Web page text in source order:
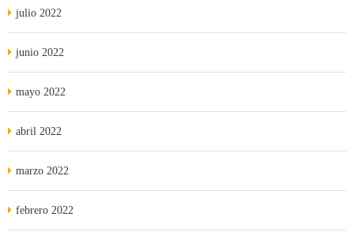
julio 2022
junio 2022
mayo 2022
abril 2022
marzo 2022
febrero 2022